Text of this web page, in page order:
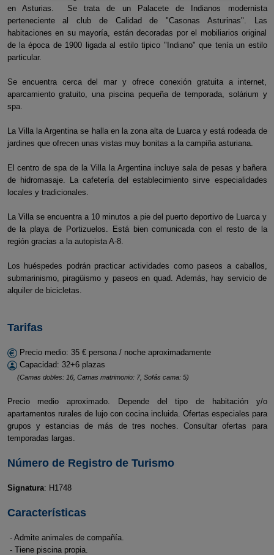
en Asturias. Se trata de un Palacete de Indianos modernista
perteneciente al club de Calidad de "Casonas Asturinas". Las
habitaciones en su mayoría, están decoradas por el mobiliarios original
de la época de 1900 ligada al estilo tipico "Indiano" que tenía un estilo
particular.
Se encuentra cerca del mar y ofrece conexión gratuita a internet,
aparcamiento gratuito, una piscina pequeña de temporada, solárium y
spa.
La Villa la Argentina se halla en la zona alta de Luarca y está rodeada de
jardines que ofrecen unas vistas muy bonitas a la campiña asturiana.
El centro de spa de la Villa la Argentina incluye sala de pesas y bañera
de hidromasaje. La cafetería del establecimiento sirve especialidades
locales y tradicionales.
La Villa se encuentra a 10 minutos a pie del puerto deportivo de Luarca y
de la playa de Portizuelos. Está bien comunicada con el resto de la
región gracias a la autopista A-8.
Los huéspedes podrán practicar actividades como paseos a caballos,
submarinismo, piragüismo y paseos en quad. Además, hay servicio de
alquiler de bicicletas.
Tarifas
Precio medio: 35 € persona / noche aproximadamente
Capacidad: 32+6 plazas
(Camas dobles: 16, Camas matrimonio: 7, Sofás cama: 5)
Precio medio aproximado. Depende del tipo de habitación y/o
apartamentos rurales de lujo con cocina incluida. Ofertas especiales para
grupos y estancias de más de tres noches. Consultar ofertas para
temporadas largas.
Número de Registro de Turismo
Signatura: H1748
Características
- Admite animales de compañía.
- Tiene piscina propia.